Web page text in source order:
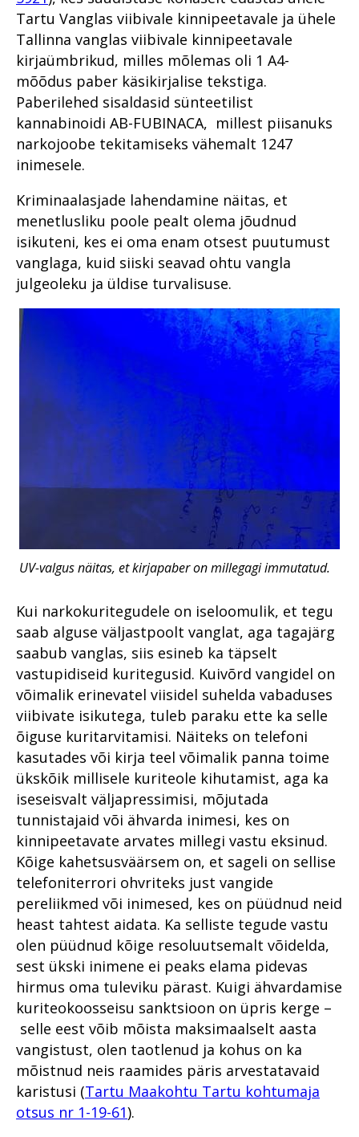
Tartu Vanglas viibivale kinnipeetavale ja ühele
Tallinna vanglas viibivale kinnipeetavale
kirjaümbrikud, milles mõlemas oli 1 A4-
mõõdus paber käsikirjalise tekstiga.
Paberilehed sisaldasid sünteetilist
kannabinoidi AB-FUBINACA, millest piisanuks
narkojoobe tekitamiseks vähemalt 1247
inimesele.
Kriminaalasjade lahendamine näitas, et
menetlusliku poole pealt olema jõudnud
isikuteni, kes ei oma enam otsest puutumust
vanglaga, kuid siiski seavad ohtu vangla
julgeoleku ja üldise turvalisuse.
UV-valgus näitas, et kirjapaber on millegagi immutatud.
Kui narkokuritegudele on iseloomulik, et tegu
saab alguse väljastpoolt vanglat, aga tagajärg
saabub vanglas, siis esineb ka täpselt
vastupidiseid kuritegusid. Kuivõrd vangidel on
võimalik erinevatel viisidel suhelda vabaduses
viibivate isikutega, tuleb paraku ette ka selle
õiguse kuritarvitamisi. Näiteks on telefoni
kasutades või kirja teel võimalik panna toime
ükskõik millisele kuriteole kihutamist, aga ka
iseseisvalt väljapressimisi, mõjutada
tunnistajaid või ähvarda inimesi, kes on
kinnipeetavate arvates millegi vastu eksinud.
Kõige kahetsusväärsem on, et sageli on sellise
telefoniterrori ohvriteks just vangide
pereliikmed või inimesed, kes on püüdnud neid
heast tahtest aidata. Ka selliste tegude vastu
olen püüdnud kõige resoluutsemalt võidelda,
sest ükski inimene ei peaks elama pidevas
hirmus oma tuleviku pärast. Kuigi ähvardamise
kuriteokoosseisu sanktsioon on üpris kerge –
selle eest võib mõista maksimaalselt aasta
vangistust, olen taotlenud ja kohus on ka
mõistnud neis raamides päris arvestatavaid
karistusi (Tartu Maakohtu Tartu kohtumaja
otsus nr 1-19-61).